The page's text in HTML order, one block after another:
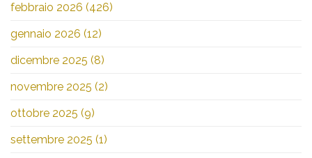
febbraio 2026 (426)
gennaio 2026 (12)
dicembre 2025 (8)
novembre 2025 (2)
ottobre 2025 (9)
settembre 2025 (1)